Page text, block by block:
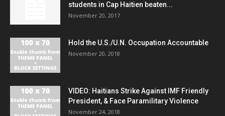
students in Cap Haitien beaten...
November 20, 2017
Hold the U.S./U.N. Occupation Accountable
November 20, 2018
VIDEO: Haitians Strike Against IMF Friendly
President, & Face Paramilitary Violence
November 24, 2018